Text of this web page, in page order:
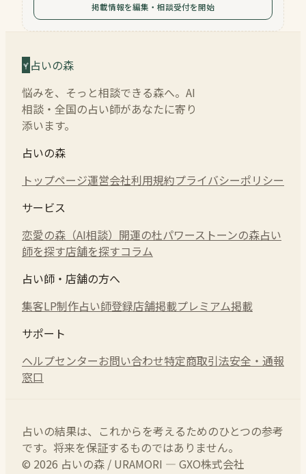
掲載情報を編集・相談受付を開始
占いの森
悩みを、そっと相談できる森へ。AI
相談・全国の占い師があなたに寄り
添います。
占いの森
トップページ運営会社利用規約プライバシーポリシー
サービス
恋愛の森（AI相談） 開運の杜パワーストーンの森占い
師を探す店舗を探すコラム
占い師・店舗の方へ
集客LP制作占い師登録店舗掲載プレミアム掲載
サポート
ヘルプセンターお問い合わせ特定商取引法安全・通報
窓口
占いの結果は、これからを考えるためのひとつの参考
です。将来を保証するものではありません。
© 2026 占いの森 / URAMORI — GXO株式会社